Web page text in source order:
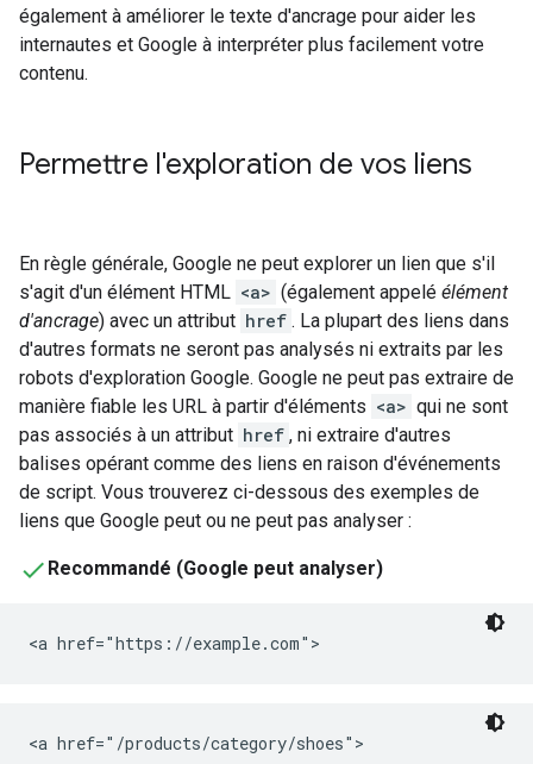
également à améliorer le texte d'ancrage pour aider les
internautes et Google à interpréter plus facilement votre
contenu.
Permettre l'exploration de vos liens
En règle générale, Google ne peut explorer un lien que s'il
s'agit d'un élément HTML <a> (également appelé élément
d'ancrage) avec un attribut href . La plupart des liens dans
d'autres formats ne seront pas analysés ni extraits par les
robots d'exploration Google. Google ne peut pas extraire de
manière fiable les URL à partir d'éléments <a> qui ne sont
pas associés à un attribut href , ni extraire d'autres
balises opérant comme des liens en raison d'événements
de script. Vous trouverez ci-dessous des exemples de
liens que Google peut ou ne peut pas analyser :
Recommandé (Google peut analyser)
<a href="https://example.com">
<a href="/products/category/shoes">